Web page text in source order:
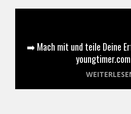
➡️ Mach mit und teile Deine